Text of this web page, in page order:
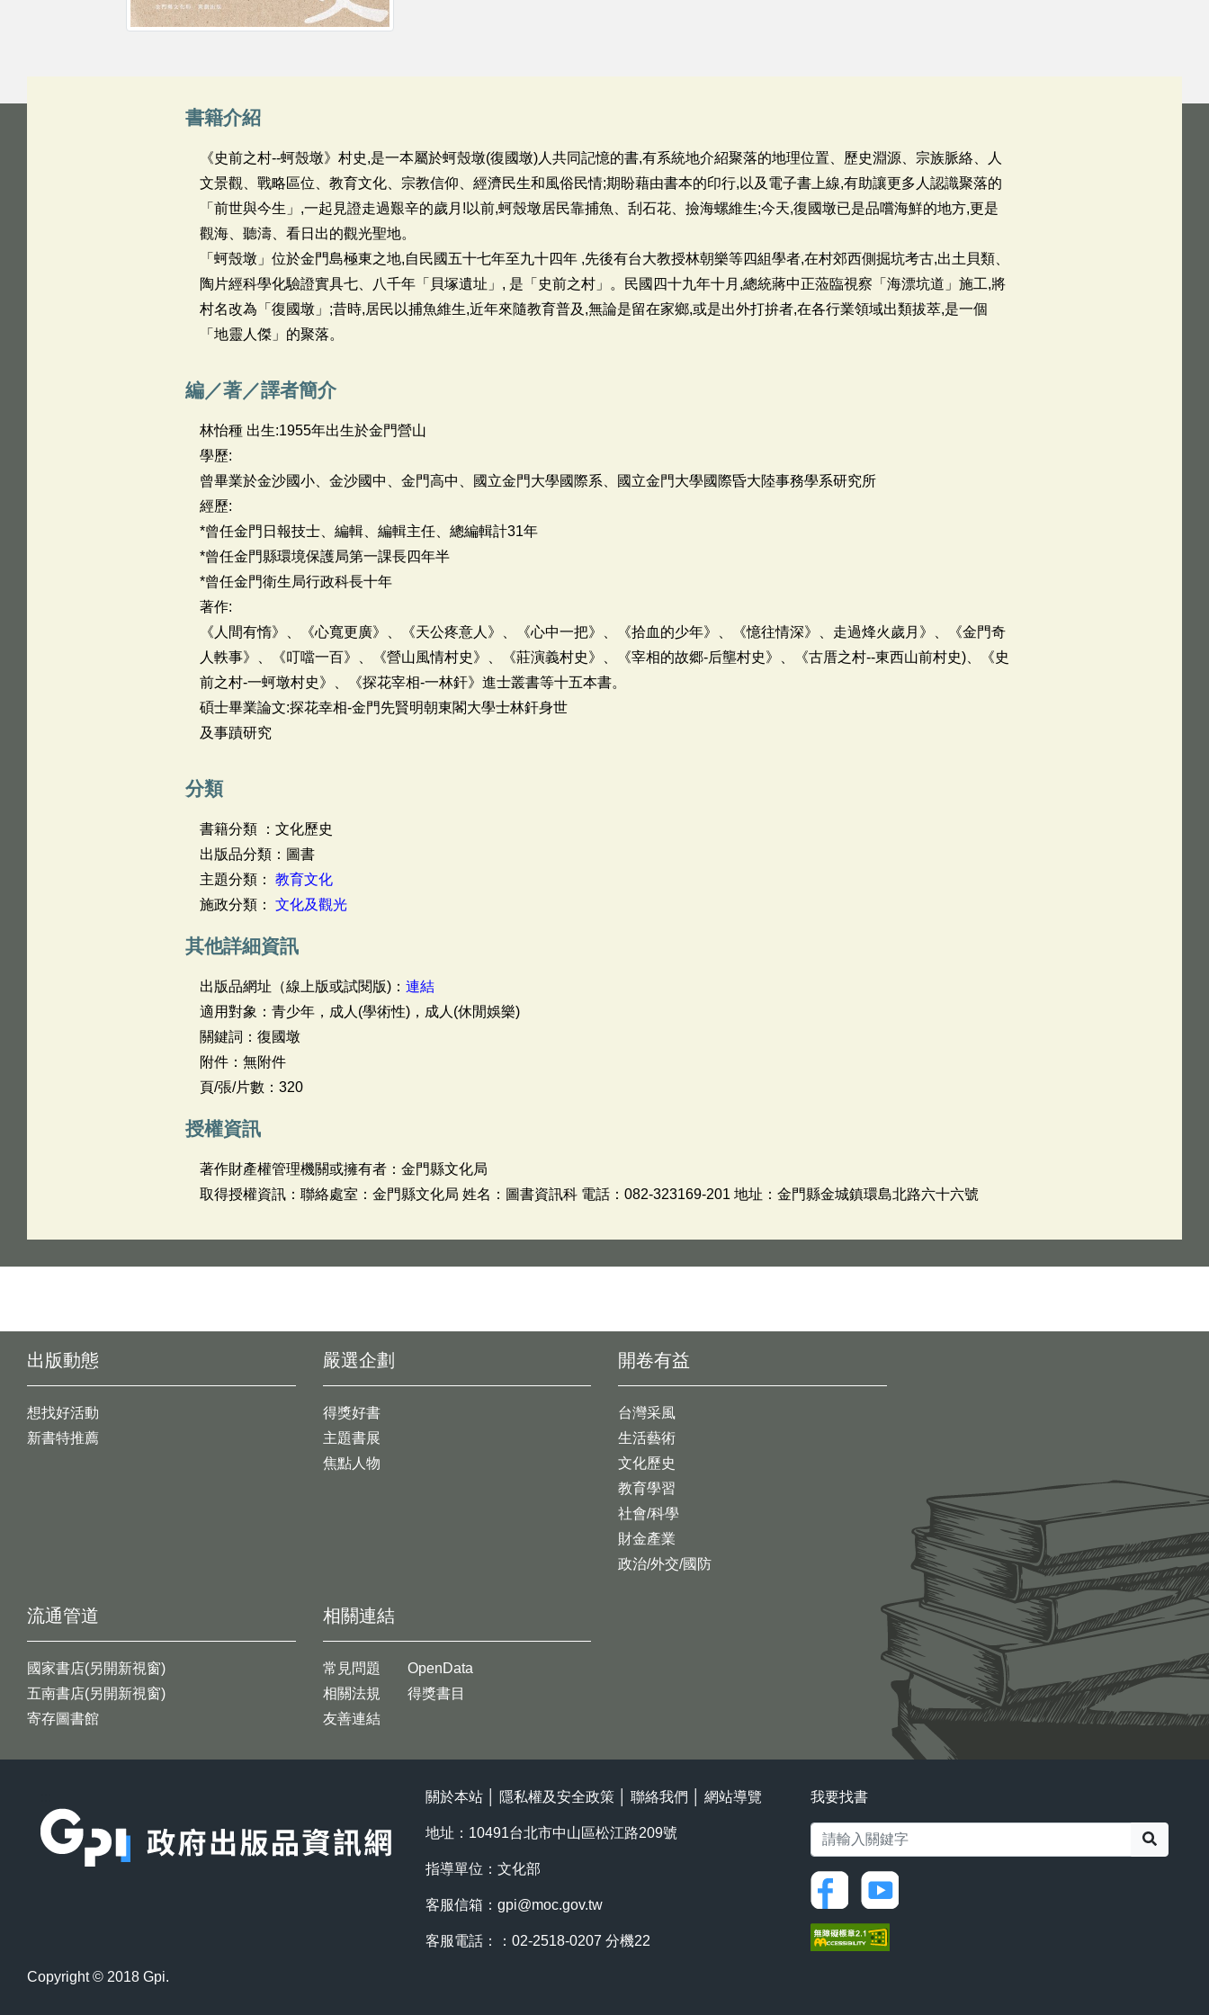
書籍介紹
《史前之村--蚵殼墩》村史,是一本屬於蚵殼墩(復國墩)人共同記憶的書,有系統地介紹聚落的地理位置、歷史淵源、宗族脈絡、人
文景觀、戰略區位、教育文化、宗教信仰、經濟民生和風俗民情;期盼藉由書本的印行,以及電子書上線,有助讓更多人認識聚落的
「前世與今生」,一起見證走過艱辛的歲月!以前,蚵殼墩居民靠捕魚、刮石花、撿海螺維生;今天,復國墩已是品嚐海鮮的地方,更是
觀海、聽濤、看日出的觀光聖地。
「蚵殼墩」位於金門島極東之地,自民國五十七年至九十四年 ,先後有台大教授林朝樂等四組學者,在村郊西側掘坑考古,出土貝類、
陶片經科學化驗證實具七、八千年「貝塚遺址」, 是「史前之村」。民國四十九年十月,總統蔣中正蒞臨視察「海漂坑道」施工,將
村名改為「復國墩」;昔時,居民以捕魚維生,近年來隨教育普及,無論是留在家鄉,或是出外打拚者,在各行業領域出類拔萃,是一個
「地靈人傑」的聚落。
編／著／譯者簡介
林怡種 出生:1955年出生於金門營山
學歷:
曾畢業於金沙國小、金沙國中、金門高中、國立金門大學國際系、國立金門大學國際昏大陸事務學系研究所
經歷:
*曾任金門日報技士、編輯、編輯主任、總編輯計31年
*曾任金門縣環境保護局第一課長四年半
*曾任金門衛生局行政科長十年
著作:
《人間有惰》、《心寬更廣》、《天公疼意人》、《心中一把》、《拾血的少年》、《憶往情深》、走過烽火歲月》、《金門奇
人軼事》、《叮噹一百》、《營山風情村史》、《莊演義村史》、《宰相的故郷-后壟村史》、《古厝之村--東西山前村史)、《史
前之村-一蚵墩村史》、《探花宰相-一林釬》進士叢書等十五本書。
碩士畢業論文:探花幸相-金門先賢明朝東閣大學士林釬身世
及事蹟研究
分類
書籍分類 ：文化歷史
出版品分類：圖書
主題分類： 教育文化
施政分類： 文化及觀光
其他詳細資訊
出版品網址（線上版或試閱版)： 連結
適用對象：青少年，成人(學術性)，成人(休閒娛樂)
關鍵詞：復國墩
附件：無附件
頁/張/片數：320
授權資訊
著作財產權管理機關或擁有者：金門縣文化局
取得授權資訊：聯絡處室：金門縣文化局 姓名：圖書資訊科 電話：082-323169-201 地址：金門縣金城鎮環島北路六十六號
出版動態
想找好活動
新書特推薦
開卷有益
台灣采風
生活藝術
文化歷史
教育學習
社會/科學
財金產業
政治/外交/國防
嚴選企劃
得獎好書
主題書展
焦點人物
流通管道
國家書店(另開新視窗)
五南書店(另開新視窗)
寄存圖書館
相關連結
常見問題
相關法規
友善連結
OpenData
得獎書目
關於本站 隱私權及安全政策 聯絡我們 網站導覽
地址：10491台北市中山區松江路209號
指導單位：文化部
客服信箱： gpi@moc.gov.tw
客服電話：：02-2518-0207 分機22
我要找書
Copyright © 2018 Gpi.